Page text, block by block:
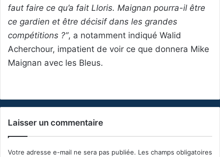
faut faire ce qu’a fait Lloris. Maignan pourra-il être
ce gardien et être décisif dans les grandes
compétitions ?”, a notamment indiqué Walid
Acherchour, impatient de voir ce que donnera Mike
Maignan avec les Bleus.
Laisser un commentaire
Votre adresse e-mail ne sera pas publiée. Les champs obligatoires